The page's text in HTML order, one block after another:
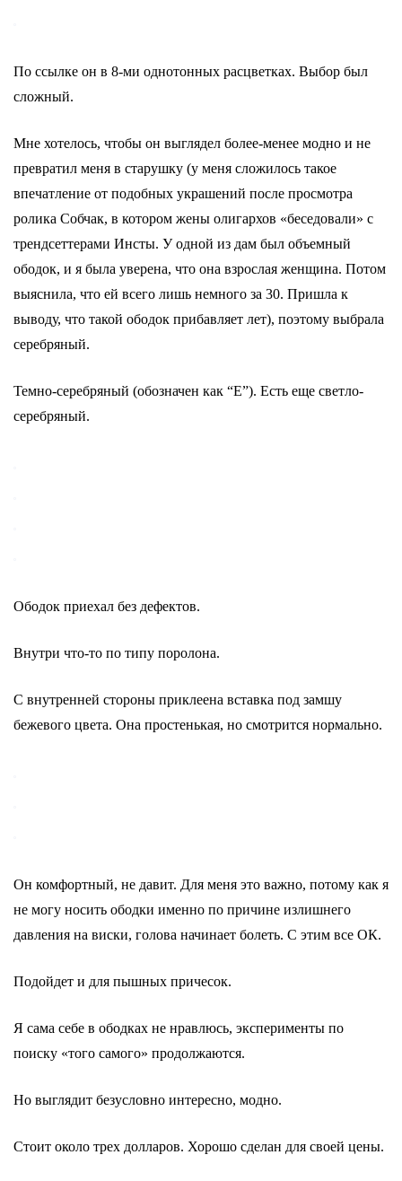
По ссылке он в 8-ми однотонных расцветках. Выбор был
сложный.
Мне хотелось, чтобы он выглядел более-менее модно и не
превратил меня в старушку (у меня сложилось такое
впечатление от подобных украшений после просмотра
ролика Собчак, в котором жены олигархов «беседовали» с
трендсеттерами Инсты. У одной из дам был объемный
ободок, и я была уверена, что она взрослая женщина. Потом
выяснила, что ей всего лишь немного за 30. Пришла к
выводу, что такой ободок прибавляет лет), поэтому выбрала
серебряный.
Темно-серебряный (обозначен как “Е”). Есть еще светло-
серебряный.
Ободок приехал без дефектов.
Внутри что-то по типу поролона.
С внутренней стороны приклеена вставка под замшу
бежевого цвета. Она простенькая, но смотрится нормально.
Он комфортный, не давит. Для меня это важно, потому как я
не могу носить ободки именно по причине излишнего
давления на виски, голова начинает болеть. С этим все ОК.
Подойдет и для пышных причесок.
Я сама себе в ободках не нравлюсь, эксперименты по
поиску «того самого» продолжаются.
Но выглядит безусловно интересно, модно.
Стоит около трех долларов. Хорошо сделан для своей цены.